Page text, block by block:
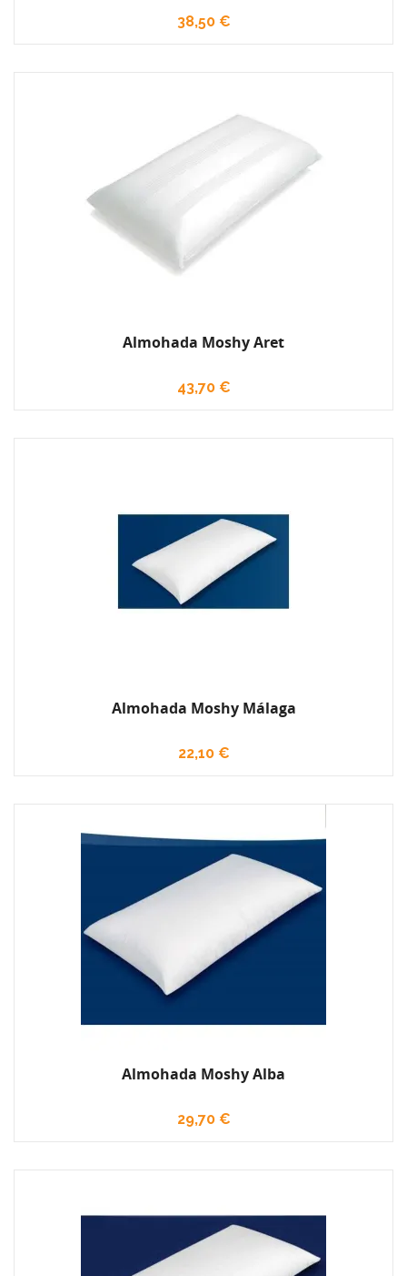
38,50 €
Almohada Moshy Aret
43,70 €
Almohada Moshy Málaga
22,10 €
Almohada Moshy Alba
29,70 €